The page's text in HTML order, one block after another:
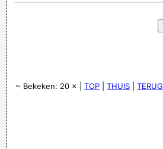
~ Bekeken: 20 × | TOP THUIS TERUG